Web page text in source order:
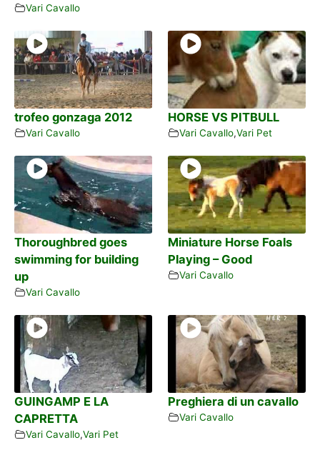
Vari Cavallo
trofeo gonzaga 2012
Vari Cavallo
HORSE VS PITBULL
Vari Cavallo,Vari Pet
Thoroughbred goes
swimming for building
up
Vari Cavallo
Miniature Horse Foals
Playing – Good
Vari Cavallo
GUINGAMP E LA
CAPRETTA
Vari Cavallo,Vari Pet
Preghiera di un cavallo
Vari Cavallo